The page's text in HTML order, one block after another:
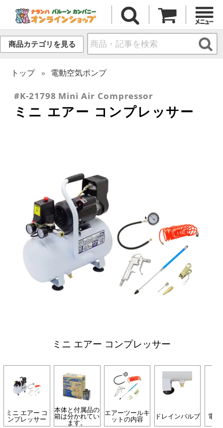
商品カテゴリを見る
トップ 電動空気ポンプ
#K-21798 Mini Air Compressor
ミニ エアー コンプレッサー
ミニ エアー コンプレッサー
ミニ エアー コ
ンプレッサー
本体と付属品の
箱は分かれてい
ます。
エアーツールキ
ットの内容 ドレインバルブ 電源